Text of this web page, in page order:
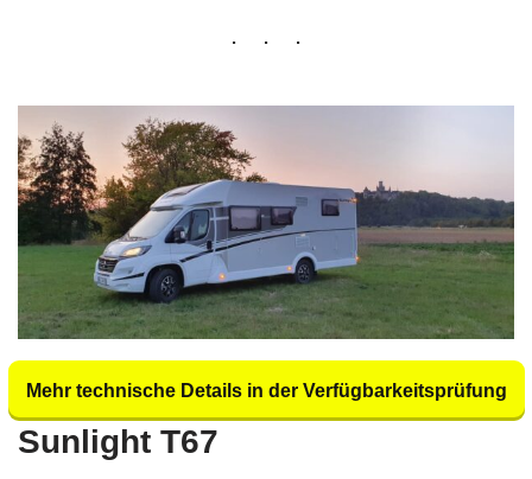
Mehr technische Details in der Verfügbarkeitsprüfung
Sunlight T67